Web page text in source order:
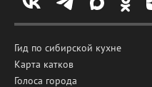
Гид по сибирской кухне
Карта катков
Голоса города